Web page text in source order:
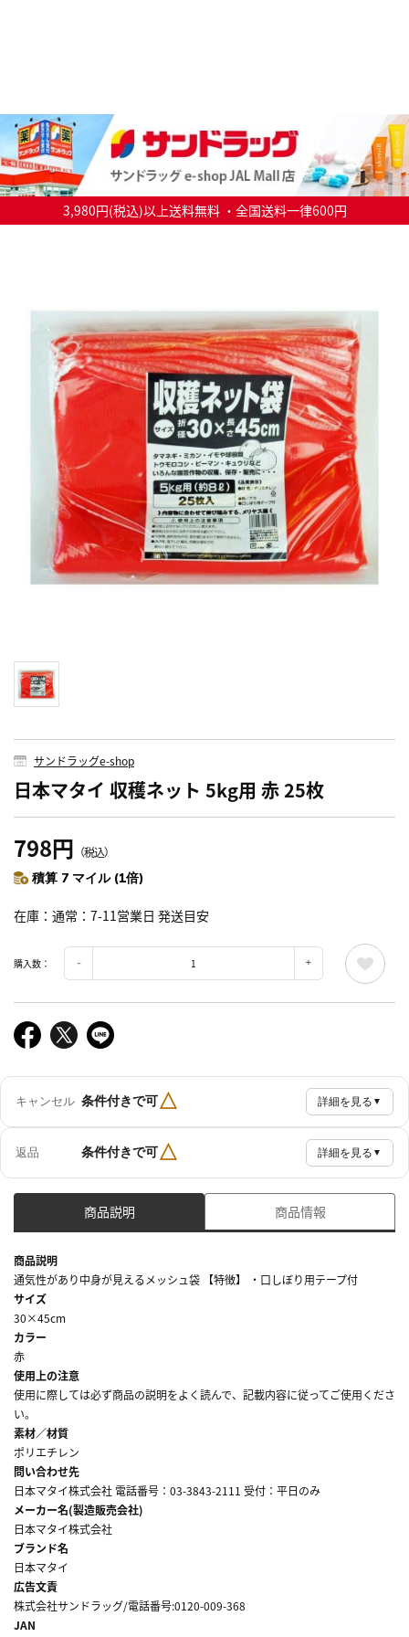
3,980円(税込)以上送料無料 ・全国送料一律600円
サンドラッグe-shop
日本マタイ 収穫ネット 5kg用 赤 25枚
798円 （税込）
積算 7 マイル (1倍)
在庫 通常：7-11営業日 発送目安
購入数：
キャンセル 条件付きで可△ 詳細を見る ▼
返品 条件付きで可△ 詳細を見る ▼
商品説明 商品情報
商品説明
通気性があり中身が見えるメッシュ袋 【特徴】 ・口しぼり用テープ付
サイズ
30×45cm
カラー
赤
使用上の注意
使用に際しては必ず商品の説明をよく読んで、記載内容に従ってご使用くださ
い。
素材／材質
ポリエチレン
問い合わせ先
日本マタイ株式会社 電話番号：03-3843-2111 受付：平日のみ
メーカー名(製造販売会社)
日本マタイ株式会社
ブランド名
日本マタイ
広告文責
株式会社サンドラッグ/電話番号:0120-009-368
JAN